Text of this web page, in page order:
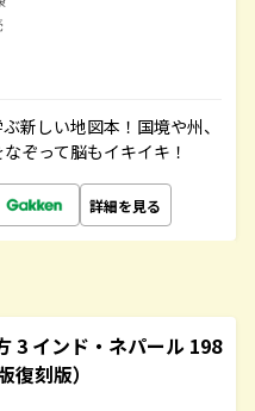
新しい地図本！国境や州、
ぞって脳もイキイキ！
詳細を見る
3 インド・ネパール 198
復刻版）